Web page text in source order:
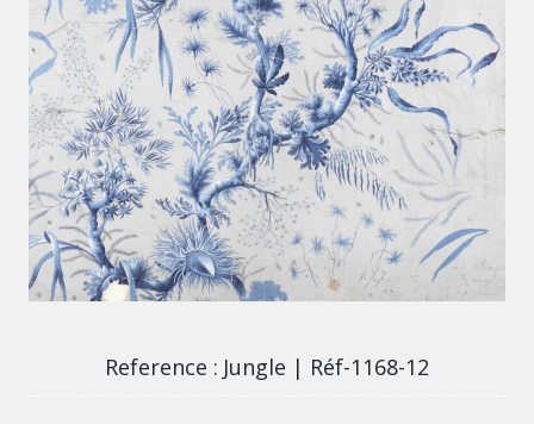
Reference
Jungle | Réf-1168-12